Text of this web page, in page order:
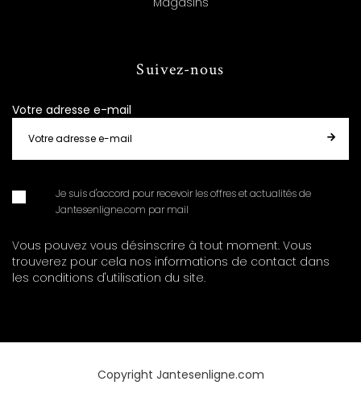
Suivez-nous
Votre adresse e-mail
Je suis d'accord pour recevoir les offres et actualités de
Jantesenligne.com par mail
Vous pouvez vous désinscrire à tout moment. Vous
trouverez pour cela nos informations de contact dans
les conditions d'utilisation du site.
Copyright Jantesenligne.com